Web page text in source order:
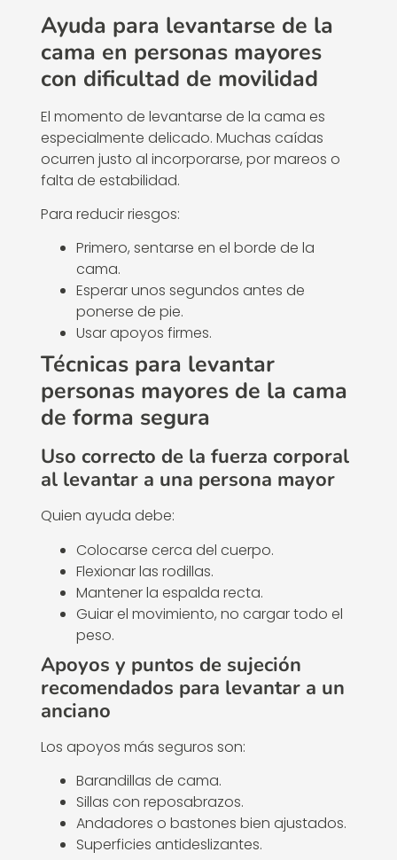
Ayuda para levantarse de la
cama en personas mayores
con dificultad de movilidad
El momento de levantarse de la cama es
especialmente delicado. Muchas caídas
ocurren justo al incorporarse, por mareos o
falta de estabilidad.
Para reducir riesgos:
Primero, sentarse en el borde de la
cama.
Esperar unos segundos antes de
ponerse de pie.
Usar apoyos firmes.
Técnicas para levantar
personas mayores de la cama
de forma segura
Uso correcto de la fuerza corporal
al levantar a una persona mayor
Quien ayuda debe:
Colocarse cerca del cuerpo.
Flexionar las rodillas.
Mantener la espalda recta.
Guiar el movimiento, no cargar todo el
peso.
Apoyos y puntos de sujeción
recomendados para levantar a un
anciano
Los apoyos más seguros son:
Barandillas de cama.
Sillas con reposabrazos.
Andadores o bastones bien ajustados.
Superficies antideslizantes.